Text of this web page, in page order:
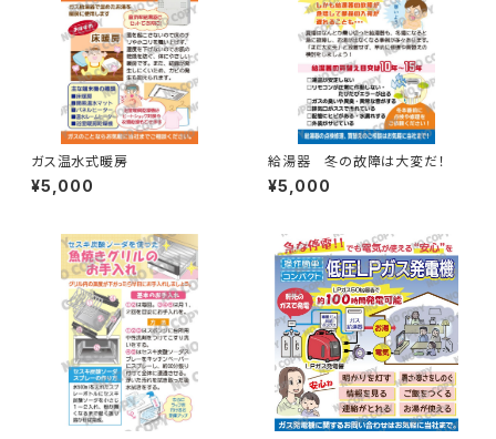
ガス温水式暖房
¥5,000
給湯器 冬の故障は大変だ！
¥5,000